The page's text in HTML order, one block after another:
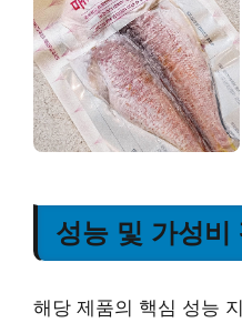
성능 및 가성비
해당 제품의 핵심 성능